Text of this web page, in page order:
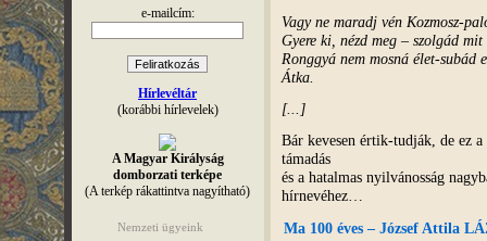
e-mailcím:
Hírlevéltár
(korábbi hírlevelek)
A Magyar Királyság
domborzati terképe
(A terkép rákattintva nagyítható)
Nemzeti ügyeink
Vagy ne maradj vén Kozmosz-
Gyere ki, nézd meg – szolgád
Ronggyá nem mosná élet-subád
Átka.
[...]
Bár kevesen értik-tudják, de ez
támadás
és a hatalmas nyilvánosság
hírnevéhez…
Ma 100 éves – József Attila